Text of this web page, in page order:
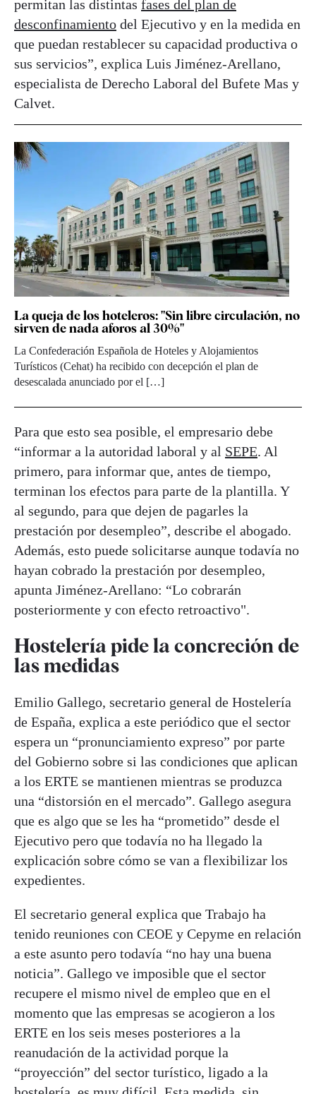
permitan las distintas fases del plan de
desconfinamiento del Ejecutivo y en la medida en
que puedan restablecer su capacidad productiva o
sus servicios”, explica Luis Jiménez-Arellano,
especialista de Derecho Laboral del Bufete Mas y
Calvet.
La queja de los hoteleros: "Sin libre circulación, no
sirven de nada aforos al 30%"
La Confederación Española de Hoteles y Alojamientos
Turísticos (Cehat) ha recibido con decepción el plan de
desescalada anunciado por el […]
Para que esto sea posible, el empresario debe
“informar a la autoridad laboral y al SEPE. Al
primero, para informar que, antes de tiempo,
terminan los efectos para parte de la plantilla. Y
al segundo, para que dejen de pagarles la
prestación por desempleo”, describe el abogado.
Además, esto puede solicitarse aunque todavía no
hayan cobrado la prestación por desempleo,
apunta Jiménez-Arellano: “Lo cobrarán
posteriormente y con efecto retroactivo".
Hostelería pide la concreción de
las medidas
Emilio Gallego, secretario general de Hostelería
de España, explica a este periódico que el sector
espera un “pronunciamiento expreso” por parte
del Gobierno sobre si las condiciones que aplican
a los ERTE se mantienen mientras se produzca
una “distorsión en el mercado”. Gallego asegura
que es algo que se les ha “prometido” desde el
Ejecutivo pero que todavía no ha llegado la
explicación sobre cómo se van a flexibilizar los
expedientes.
El secretario general explica que Trabajo ha
tenido reuniones con CEOE y Cepyme en relación
a este asunto pero todavía “no hay una buena
noticia”. Gallego ve imposible que el sector
recupere el mismo nivel de empleo que en el
momento que las empresas se acogieron a los
ERTE en los seis meses posteriores a la
reanudación de la actividad porque la
“proyección” del sector turístico, ligado a la